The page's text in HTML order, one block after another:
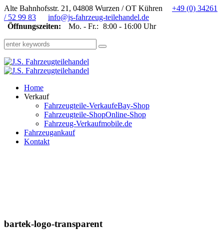
Alte Bahnhofsstr. 21, 04808 Wurzen / OT Kühren
+49 (0) 34261
/ 52 99 83
info@js-fahrzeug-teilehandel.de
Öffnungszeiten:
Mo. - Fr.: 8:00 - 16:00 Uhr
Home
Verkauf
Fahrzeugteile-VerkaufeBay-Shop
Fahrzeugteile-ShopOnline-Shop
Fahrzeug-Verkaufmobile.de
Fahrzeugankauf
Kontakt
bartek-logo-transparent